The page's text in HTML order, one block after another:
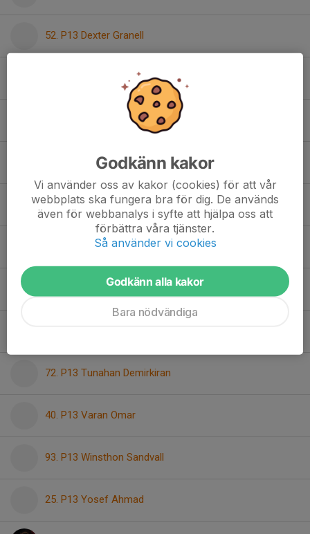
52. P13 Dexter Granell
27. P13 Erik Garpemo
P13 Franklin Andersson
P13 Issa Assaad
8. P13 Kim Hurula
12. P13 Mille Vellonen
35. P13 Noel Esho
72. P13 Tunahan Demirkiran
40. P13 Varan Omar
93. P13 Winsthon Sandvall
25. P13 Yosef Ahmad
Godkänn kakor
Vi använder oss av kakor (cookies) för att vår
webbplats ska fungera bra för dig. De används
även för webbanalys i syfte att hjälpa oss att
förbättra våra tjänster.
Så använder vi cookies
Godkänn alla kakor
Bara nödvändiga